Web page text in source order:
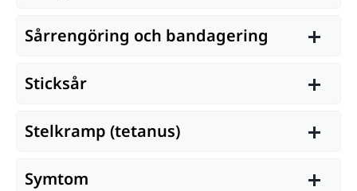
Sårrengöring och bandagering
Sticksår
Stelkramp (tetanus)
Symtom